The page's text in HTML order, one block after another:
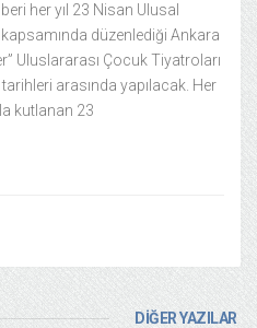
her yıl 23 Nisan Ulusal
düzenlediği Ankara
Uluslararası Çocuk Tiyatroları
arasında yapılacak. Her
kutlanan 23
DİĞER YAZILAR